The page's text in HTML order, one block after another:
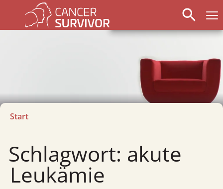
search
Start
Schlagwort: akute
Leukämie